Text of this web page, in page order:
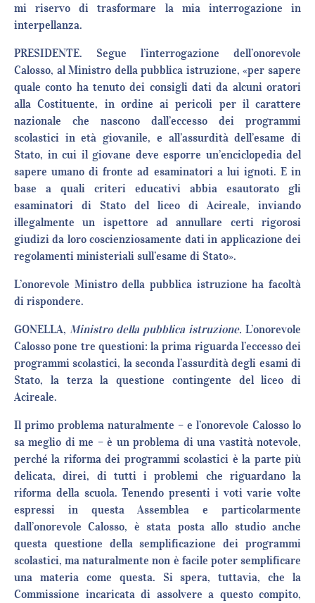
mi riservo di trasformare la mia interrogazione in
interpellanza.
PRESIDENTE. Segue l’interrogazione dell’onorevole
Calosso, al Ministro della pubblica istruzione, «per sapere
quale conto ha tenuto dei consigli dati da alcuni oratori
alla Costituente, in ordine ai pericoli per il carattere
nazionale che nascono dall’eccesso dei programmi
scolastici in età giovanile, e all’assurdità dell’esame di
Stato, in cui il giovane deve esporre un’enciclopedia del
sapere umano di fronte ad esaminatori a lui ignoti. E in
base a quali criteri educativi abbia esautorato gli
esaminatori di Stato del liceo di Acireale, inviando
illegalmente un ispettore ad annullare certi rigorosi
giudizi da loro coscienziosamente dati in applicazione dei
regolamenti ministeriali sull’esame di Stato».
L’onorevole Ministro della pubblica istruzione ha facoltà
di rispondere.
GONELLA, Ministro della pubblica istruzione. L’onorevole
Calosso pone tre questioni: la prima riguarda l’eccesso dei
programmi scolastici, la seconda l’assurdità degli esami di
Stato, la terza la questione contingente del liceo di
Acireale.
Il primo problema naturalmente – e l’onorevole Calosso lo
sa meglio di me – è un problema di una vastità notevole,
perché la riforma dei programmi scolastici è la parte più
delicata, direi, di tutti i problemi che riguardano la
riforma della scuola. Tenendo presenti i voti varie volte
espressi in questa Assemblea e particolarmente
dall’onorevole Calosso, è stata posta allo studio anche
questa questione della semplificazione dei programmi
scolastici, ma naturalmente non è facile poter semplificare
una materia come questa. Si spera, tuttavia, che la
Commissione incaricata di assolvere a questo compito,